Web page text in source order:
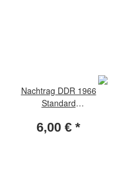
Nachtrag DDR 1966
Standard
6,00 € *